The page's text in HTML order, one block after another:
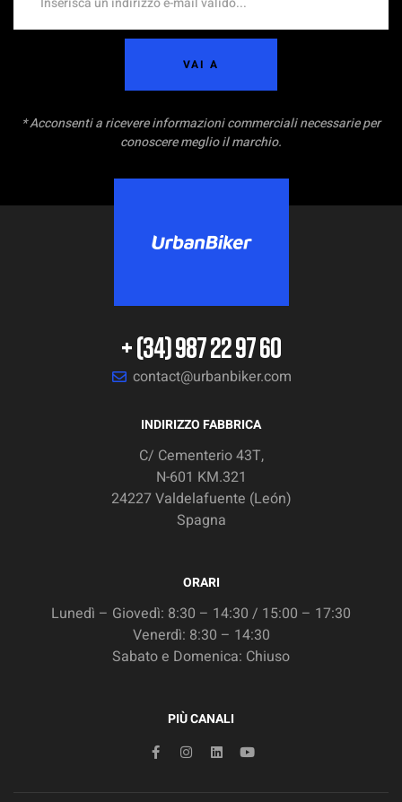
VAI A
* Acconsenti a ricevere informazioni commerciali necessarie per
conoscere meglio il marchio.
+ (34) 987 22 97 60
contact@urbanbiker.com
INDIRIZZO FABBRICA
C/ Cementerio 43T,
N-601 KM.321
24227 Valdelafuente (León)
Spagna
ORARI
Lunedì – Giovedì: 8:30 – 14:30 / 15:00 – 17:30
Venerdì: 8:30 – 14:30
Sabato e Domenica: Chiuso
PIÙ CANALI